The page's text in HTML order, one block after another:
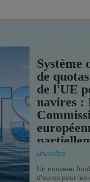
Système
de
de l'UE
navires :
Bruxelles
Un nouveau
d'euros pour les